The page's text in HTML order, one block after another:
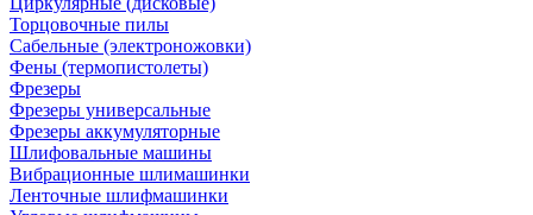
Торцовочные пилы
Сабельные (электроножовки)
Фены (термопистолеты)
Фрезеры
Фрезеры универсальные
Фрезеры аккумуляторные
Шлифовальные машины
Вибрационные шлимашинки
Ленточные шлифмашинки